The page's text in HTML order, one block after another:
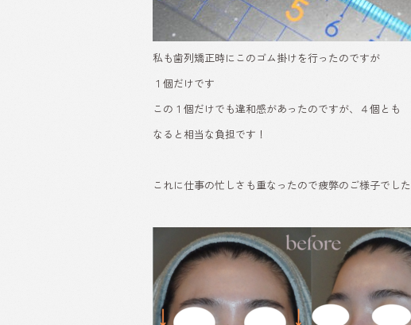
私も歯列矯正時にこのゴム掛けを行ったのですが
１個だけです
この１個だけでも違和感があったのですが、４個とも
なると相当な負担です！
これに仕事の忙しさも重なったので疲弊のご様子でした